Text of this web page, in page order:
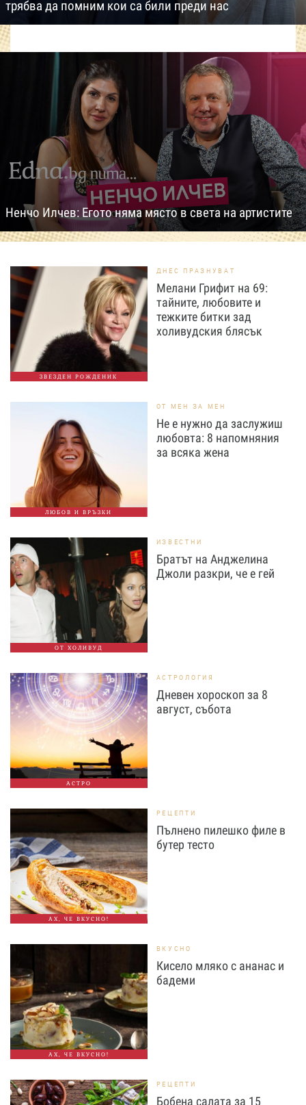
трябва да помним кои са били преди нас
Ненчо Илчев: Егото няма място в света на артистите
ЗВЕЗДЕН РОЖДЕНИК
ДНЕС ПРАЗНУВАТ
Мелани Грифит на 69:
тайните, любовите и
тежките битки зад
холивудския блясък
ЛЮБОВ И ВРЪЗКИ
ОТ МЕН ЗА МЕН
Не е нужно да заслужиш
любовта: 8 напомняния
за всяка жена
ОТ ХОЛИВУД
ИЗВЕСТНИ
Братът на Анджелина
Джоли разкри, че е гей
АСТРО
АСТРОЛОГИЯ
Дневен хороскоп за 8
август, събота
АХ, ЧЕ ВКУСНО!
РЕЦЕПТИ
Пълнено пилешко филе в
бутер тесто
АХ, ЧЕ ВКУСНО!
ВКУСНО
Кисело мляко с ананас и
бадеми
РЕЦЕПТИ
Бобена салата за 15